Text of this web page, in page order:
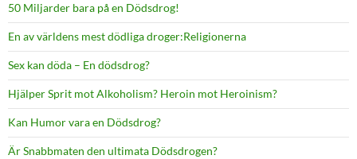
50 Miljarder bara på en Dödsdrog!
En av världens mest dödliga droger:Religionerna
Sex kan döda – En dödsdrog?
Hjälper Sprit mot Alkoholism? Heroin mot Heroinism?
Kan Humor vara en Dödsdrog?
Är Snabbmaten den ultimata Dödsdrogen?